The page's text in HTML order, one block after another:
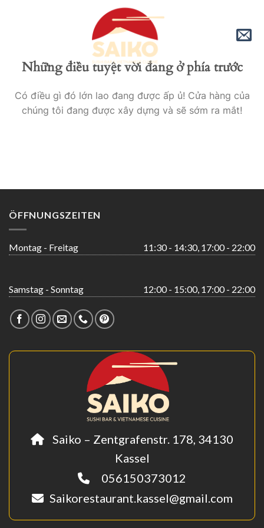
Những điều tuyệt vời đang ở phía trước
Có điều gì đó lớn lao đang được ấp ủ! Cửa hàng của
chúng tôi đang được xây dựng và sẽ sớm ra mắt!
ÖFFNUNGSZEITEN
Montag - Freitag 11:30 - 14:30, 17:00 - 22:00
Samstag - Sonntag 12:00 - 15:00, 17:00 - 22:00
Saiko – Zentgrafenstr. 178, 34130
Kassel
056150373012
Saikorestaurant.kassel@gmail.com